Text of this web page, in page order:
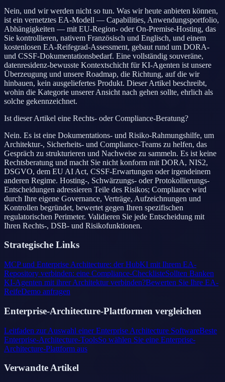
Nein, und wir werden nicht so tun. Was wir heute anbieten können,
ist ein vernetztes EA-Modell — Capabilities, Anwendungsportfolio,
Abhängigkeiten — mit EU-Region- oder On-Premise-Hosting, das
Sie kontrollieren, nativem Französisch und Englisch, und einem
kostenlosen EA-Reifegrad-Assessment, gebaut rund um DORA-
und CSSF-Dokumentationsbedarf. Eine vollständig souveräne,
datenresidenz-bewusste Kontextschicht für KI-Agenten ist unsere
Überzeugung und unsere Roadmap, die Richtung, auf die wir
hinbauen, kein ausgeliefertes Produkt. Dieser Artikel beschreibt,
wohin die Kategorie unserer Ansicht nach gehen sollte, ehrlich als
solche gekennzeichnet.
Ist dieser Artikel eine Rechts- oder Compliance-Beratung?
Nein. Es ist eine Dokumentations- und Risiko-Rahmungshilfe, um
Architektur-, Sicherheits- und Compliance-Teams zu helfen, das
Gespräch zu strukturieren und Nachweise zu sammeln. Es ist keine
Rechtsberatung und macht Sie nicht konform mit DORA, NIS2,
DSGVO, dem EU AI Act, CSSF-Erwartungen oder irgendeinem
anderen Regime. Hosting-, Schwärzungs- oder Protokollierungs-
Entscheidungen adressieren Teile des Risikos; Compliance wird
durch Ihre eigene Governance, Verträge, Aufzeichnungen und
Kontrollen begründet, bewertet gegen Ihren spezifischen
regulatorischen Perimeter. Validieren Sie jede Entscheidung mit
Ihren Rechts-, DSB- und Risikofunktionen.
Strategische Links
MCP und Enterprise Architecture: der HubKI mit Ihrem EA-
Repository verbinden: eine Compliance-ChecklisteSollten Banken
KI-Agenten mit ihrer Architektur verbinden?Bewerten Sie Ihre EA-
ReifeDemo anfragen
Enterprise-Architecture-Plattformen vergleichen
Leitfaden zur Auswahl einer Enterprise Architecture SoftwareBeste
Enterprise-Architecture-ToolsSo wählen Sie eine Enterprise-
Architecture-Plattform aus
Verwandte Artikel